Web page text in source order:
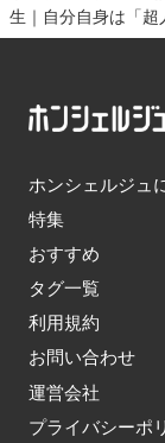
生｜自分自身は「超
ホンシェルジュ
特集
おすすめ
タグ一覧
利用規約
お問い合わせ
運営会社
プライバシーポ